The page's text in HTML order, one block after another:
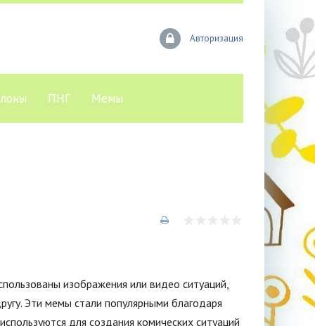
Авторизация
ПНГ Мемы
изображения или видео ситуаций,
Эти мемы стали популярными благодаря
для создания комических ситуаций